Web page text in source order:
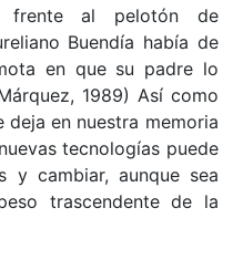
frente al pelotón de
Buendía había de
en que su padre lo
1989) Así como
en nuestra memoria
tecnologías puede
y cambiar, aunque sea
trascendente de la